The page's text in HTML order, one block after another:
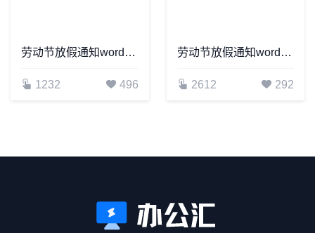
劳动节放假通知word模板(15)
1232 496
劳动节放假通知word模板(2)
2612 292